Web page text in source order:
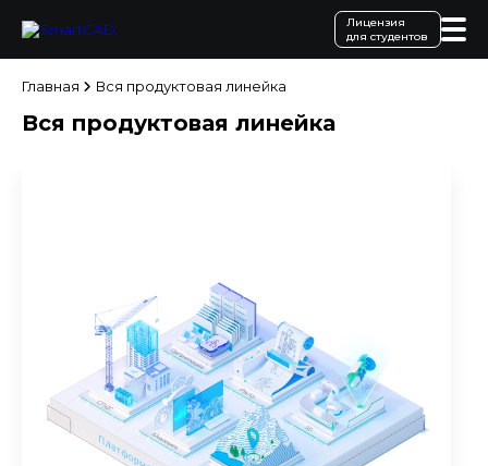
Лицензия
для студентов
Главная Вся продуктовая линейка
Вся продуктовая линейка